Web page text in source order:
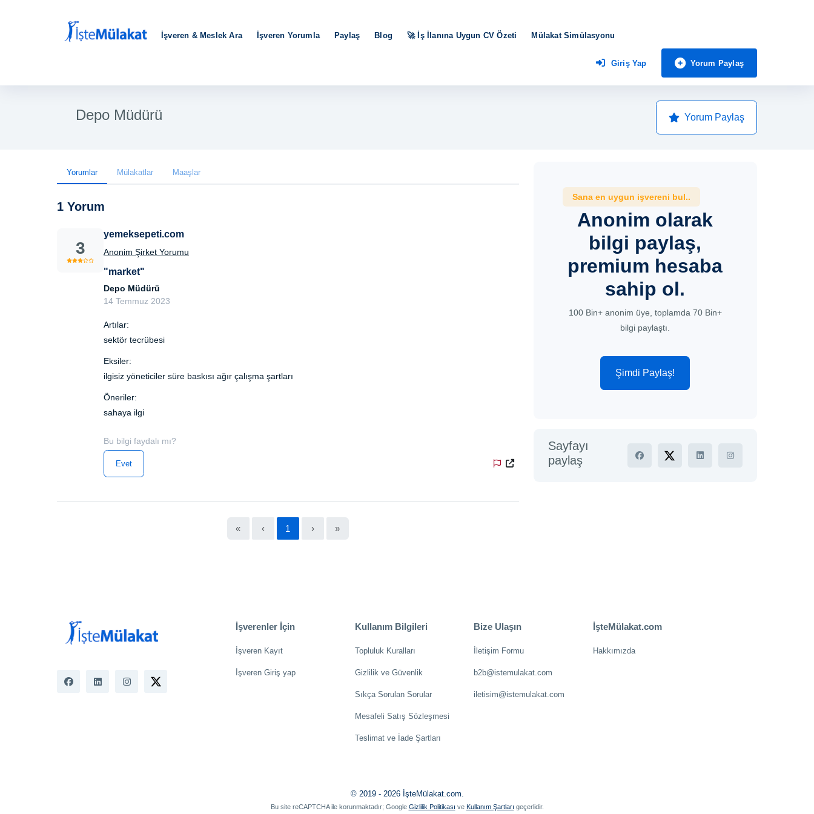
İşveren & Meslek Ara İşveren Yorumla Paylaş Blog 🚀 İş İlanına Uygun CV Özeti Mülakat Simülasyonu
Giriş Yap Yorum Paylaş
Depo Müdürü Yorum Paylaş
Yorumlar Mülakatlar Maaşlar
1 Yorum
3
yemeksepeti.com
Anonim Şirket Yorumu
"market"
Depo Müdürü
14 Temmuz 2023
Artılar:
sektör tecrübesi
Eksiler:
ilgisiz yöneticiler süre baskısı ağır çalışma şartları
Öneriler:
sahaya ilgi
Bu bilgi faydalı mı?
Evet
« ‹ 1 › »
Sana en uygun işvereni bul..
Anonim olarak
bilgi paylaş,
premium hesaba
sahip ol.
100 Bin+ anonim üye, toplamda 70 Bin+
bilgi paylaştı.
Şimdi Paylaş!
Sayfayı
paylaş
İşverenler İçin
İşveren Kayıt
İşveren Giriş yap
Kullanım Bilgileri
Topluluk Kuralları
Gizlilik ve Güvenlik
Sıkça Sorulan Sorular
Mesafeli Satış Sözleşmesi
Teslimat ve İade Şartları
Bize Ulaşın
İletişim Formu
b2b@istemulakat.com
iletisim@istemulakat.com
İşteMülakat.com
Hakkımızda
© 2019 - 2026 İşteMülakat.com.
Bu site reCAPTCHA ile korunmaktadır; Google Gizlilik Politikası ve Kullanım Şartları geçerlidir.